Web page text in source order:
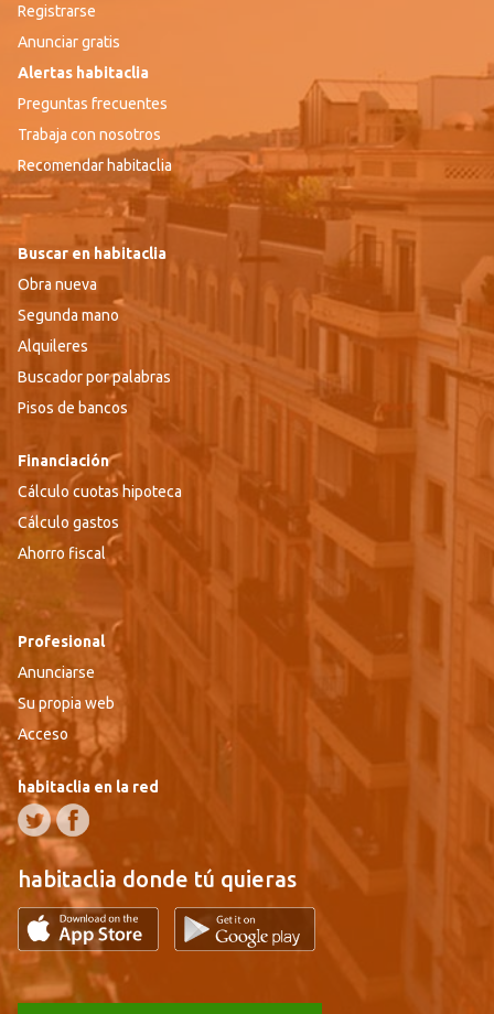
Registrarse
Anunciar gratis
Alertas habitaclia
Preguntas frecuentes
Trabaja con nosotros
Recomendar habitaclia
Buscar en habitaclia
Obra nueva
Segunda mano
Alquileres
Buscador por palabras
Pisos de bancos
Financiación
Cálculo cuotas hipoteca
Cálculo gastos
Ahorro fiscal
Profesional
Anunciarse
Su propia web
Acceso
habitaclia en la red
habitaclia donde tú quieras